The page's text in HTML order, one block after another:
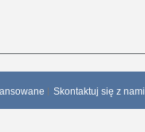
Skontaktuj się z nami